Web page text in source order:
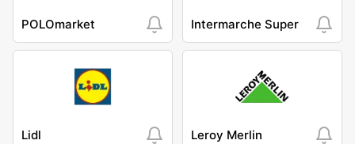
POLOmarket Intermarche Super
Lidl Leroy Merlin